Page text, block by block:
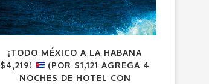
¡TODO MÉXICO A LA HABANA
$4,219!
(POR $1,121 AGREGA 4
NOCHES DE HOTEL CON